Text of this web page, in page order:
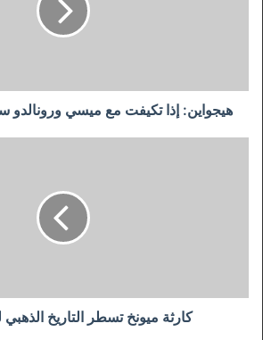
أسهل
هيجواين: إذا تكيفت مع ميسي ورونالدو
كارثة ميونخ تسطر التاريخ الذهبي